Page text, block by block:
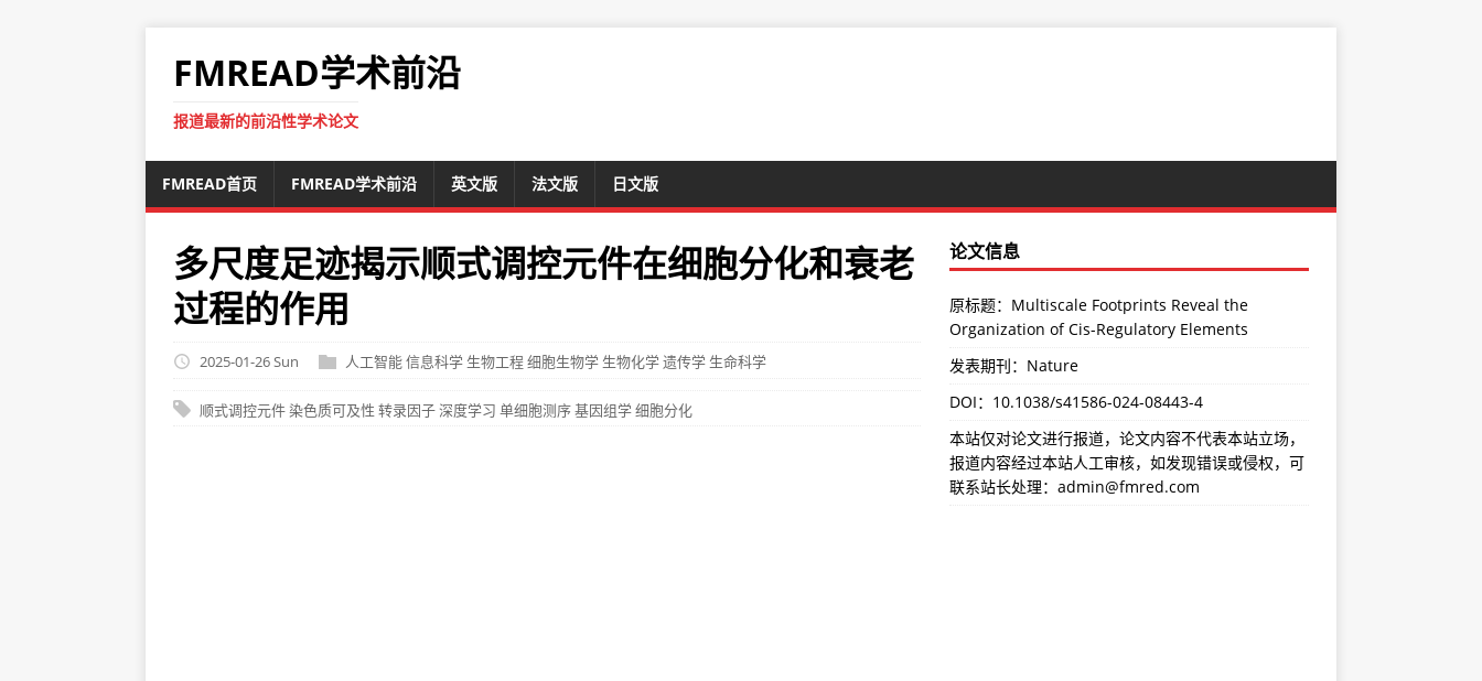
FMREAD学术前沿
报道最新的前沿性学术论文
FMREAD首页 FMREAD学术前沿 英文版 法文版 日文版
多尺度足迹揭示顺式调控元件在细胞分化和衰老
过程的作用
2025-01-26 Sun 人工智能信息科学 生物工程细胞生物学 生物化学遗传学 生命科学
顺式调控元件染色质可及性 转录因子深度学习 单细胞测序基因组学细胞分化
论文信息
原标题：Multiscale Footprints Reveal the
Organization of Cis-Regulatory Elements
发表期刊：Nature
DOI： 10.1038/s41586-024-08443-4
本站仅对论文进行报道，论文内容不代表本站立场，
报道内容经过本站人工审核，如发现错误或侵权，可
联系站长处理：admin@fmred.com